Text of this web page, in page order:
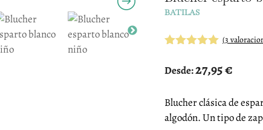
BATILAS
(3
Desde:27,95€
Blucher clásica de
algodón. Un tipo de